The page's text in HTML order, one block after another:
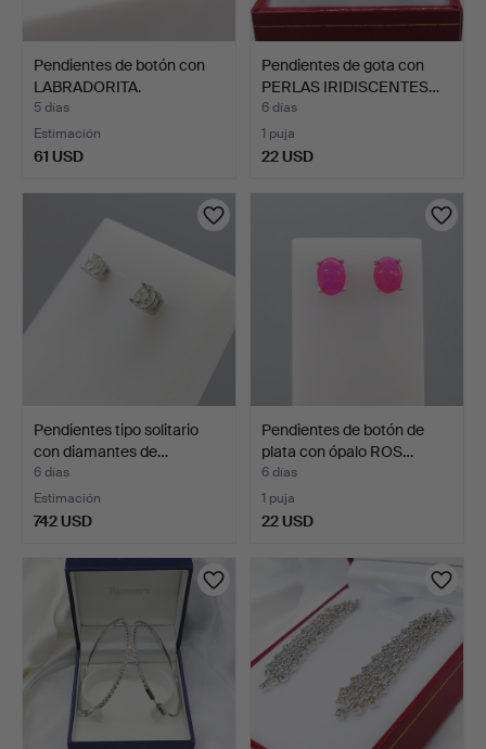
Pendientes de botón con
LABRADORITA.
5 días
Estimación
61 USD
Pendientes de gota con
PERLAS IRIDISCENTES…
6 días
1 puja
22 USD
Pendientes tipo solitario
con diamantes de…
6 días
Estimación
742 USD
Pendientes de botón de
plata con ópalo ROS…
6 días
1 puja
22 USD